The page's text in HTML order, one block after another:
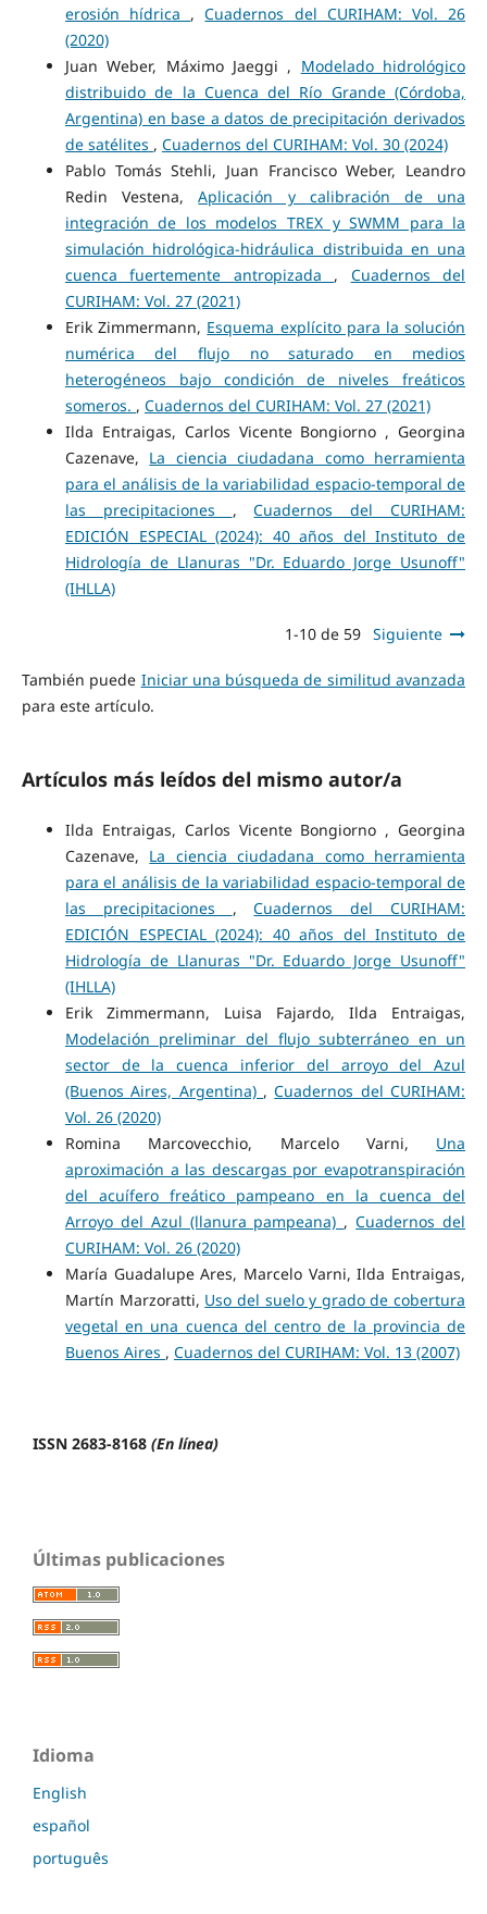
erosión hídrica ,Cuadernos del CURIHAM: Vol. 26
(2020)
Juan Weber, Máximo Jaeggi , Modelado hidrológico
distribuido de la Cuenca del Río Grande (Córdoba,
Argentina) en base a datos de precipitación derivados
de satélites , Cuadernos del CURIHAM: Vol. 30 (2024)
Pablo Tomás Stehli, Juan Francisco Weber, Leandro
Redin Vestena,Aplicación y calibración de una
integración de los modelos TREX y SWMM para la
simulación hidrológica-hidráulica distribuida en una
cuenca fuertemente antropizada , Cuadernos del
CURIHAM: Vol. 27 (2021)
Erik Zimmermann, Esquema explícito para la solución
numérica del flujo no saturado en medios
heterogéneos bajo condición de niveles freáticos
someros. , Cuadernos del CURIHAM: Vol. 27 (2021)
Ilda Entraigas, Carlos Vicente Bongiorno , Georgina
Cazenave, La ciencia ciudadana como herramienta
para el análisis de la variabilidad espacio-temporal de
las precipitaciones ,Cuadernos del CURIHAM:
EDICIÓN ESPECIAL (2024): 40 años del Instituto de
Hidrología de Llanuras "Dr. Eduardo Jorge Usunoff"
(IHLLA)
1-10 de 59 Siguiente
También puede Iniciar una búsqueda de similitud avanzada
para este artículo.
Artículos más leídos del mismo autor/a
Ilda Entraigas, Carlos Vicente Bongiorno , Georgina
Cazenave, La ciencia ciudadana como herramienta
para el análisis de la variabilidad espacio-temporal de
las precipitaciones ,Cuadernos del CURIHAM:
EDICIÓN ESPECIAL (2024): 40 años del Instituto de
Hidrología de Llanuras "Dr. Eduardo Jorge Usunoff"
(IHLLA)
Erik Zimmermann, Luisa Fajardo, Ilda Entraigas,
Modelación preliminar del flujo subterráneo en un
sector de la cuenca inferior del arroyo del Azul
(Buenos Aires, Argentina) ,Cuadernos del CURIHAM:
Vol. 26 (2020)
Romina Marcovecchio, Marcelo Varni, Una
aproximación a las descargas por evapotranspiración
del acuífero freático pampeano en la cuenca del
Arroyo del Azul (llanura pampeana) ,Cuadernos del
CURIHAM: Vol. 26 (2020)
María Guadalupe Ares, Marcelo Varni, Ilda Entraigas,
Martín Marzoratti, Uso del suelo y grado de cobertura
vegetal en una cuenca del centro de la provincia de
Buenos Aires , Cuadernos del CURIHAM: Vol. 13 (2007)
ISSN 2683-8168 (En línea)
Últimas publicaciones
Idioma
English
español
português